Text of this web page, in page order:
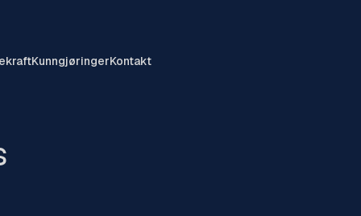
KunngjøringerKontakt